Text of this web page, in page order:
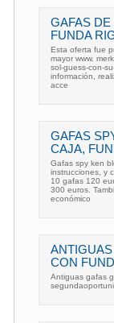
GAFAS
FUNDA
Esta oferta fue
mayor www.
sol-guess-con-
información,
acce
GAFAS
CAJA,
Gafas spy ken
instrucciones, y
10 gafas 120
300 euros.
económico
CON
Antiguas gafas